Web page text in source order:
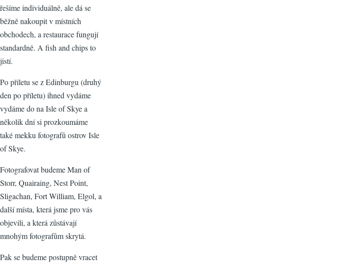
řešíme individuálně, ale dá se
běžně nakoupit v místních
obchodech, a restaurace fungují
standardně. A fish and chips to
jistí.
Po příletu se z Edinburgu (druhý
den po příletu) ihned vydáme
vydáme do na Isle of Skye a
několik dní si prozkoumáme
také mekku fotografů ostrov Isle
of Skye.
Fotografovat budeme Man of
Storr, Quairaing, Nest Point,
Sligachan, Fort William, Elgol, a
další místa, která jsme pro vás
objevili, a která zůstávají
mnohým fotografům skrytá.
Pak se budeme postupně vracet